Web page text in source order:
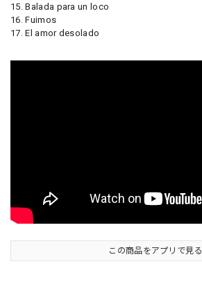
15. Balada para un loco
16. Fuimos
17. El amor desolado
この商品をアプリで見る